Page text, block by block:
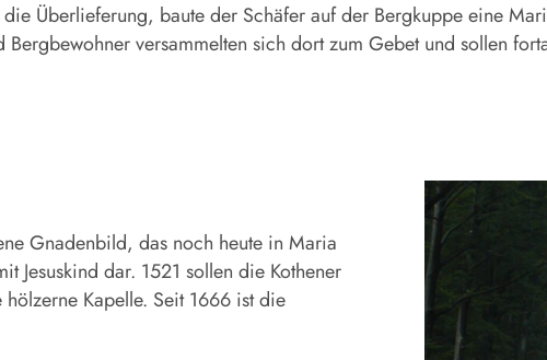
Überlieferung, baute der Schäfer auf der Bergkuppe eine
versammelten sich dort zum Gebet und sollen
Gnadenbild, das noch heute in Maria
Jesuskind dar. 1521 sollen die Kothener
Kapelle. Seit 1666 ist die